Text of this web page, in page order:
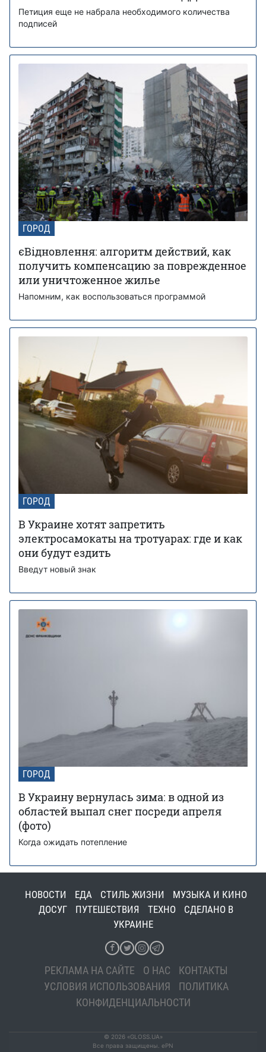
Петиция еще не набрала необходимого количества
подписей
ГОРОД
єВідновлення: алгоритм действий, как
получить компенсацию за поврежденное
или уничтоженное жилье
Напомним, как воспользоваться программой
ГОРОД
В Украине хотят запретить
электросамокаты на тротуарах: где и как
они будут ездить
Введут новый знак
ГОРОД
В Украину вернулась зима: в одной из
областей выпал снег посреди апреля
(фото)
Когда ожидать потепление
НОВОСТИ ЕДА СТИЛЬ ЖИЗНИ
МУЗЫКА И КИНО
ДОСУГ
ПУТЕШЕСТВИЯ ТЕХНО
СДЕЛАНО В
УКРАИНЕ
РЕКЛАМА НА САЙТЕ О НАС
КОНТАКТЫ
УСЛОВИЯ ИСПОЛЬЗОВАНИЯ
ПОЛИТИКА
КОНФИДЕНЦИАЛЬНОСТИ
© 2026 «GLOSS.UA»
Все права защищены. ePN